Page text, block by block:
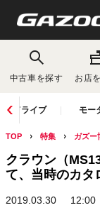
中古車を探す お店
ドライブ モー
TOP 特集 ガズー
クラウン（
て、当時のカタ
2019.03.30 12:00